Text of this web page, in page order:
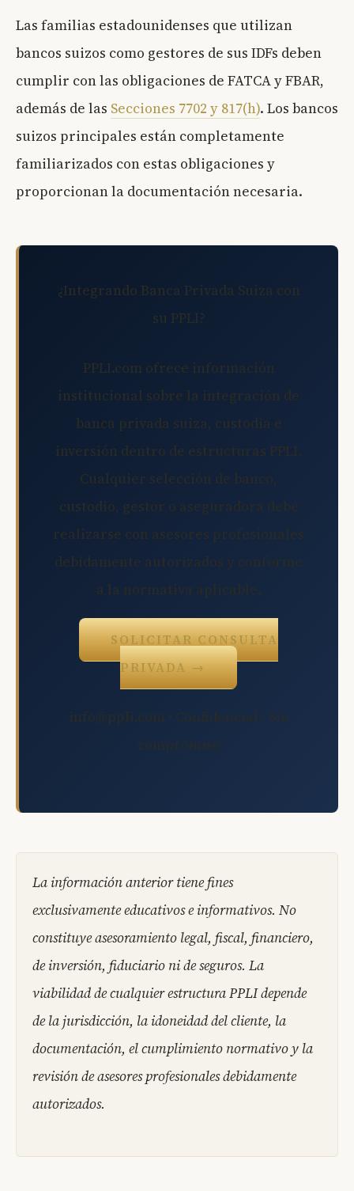
Las familias estadounidenses que utilizan
bancos suizos como gestores de sus IDFs deben
cumplir con las obligaciones de FATCA y FBAR,
además de las Secciones 7702 y 817(h). Los bancos
suizos principales están completamente
familiarizados con estas obligaciones y
proporcionan la documentación necesaria.
¿Integrando Banca Privada Suiza con
su PPLI?
PPLI.com ofrece información
institucional sobre la integración de
banca privada suiza, custodia e
inversión dentro de estructuras PPLI.
Cualquier selección de banco,
custodio, gestor o aseguradora debe
realizarse con asesores profesionales
debidamente autorizados y conforme
a la normativa aplicable.
SOLICITAR CONSULTA
PRIVADA →
info@ppli.com · Confidencial · Sin
compromiso
La información anterior tiene fines
exclusivamente educativos e informativos. No
constituye asesoramiento legal, fiscal, financiero,
de inversión, fiduciario ni de seguros. La
viabilidad de cualquier estructura PPLI depende
de la jurisdicción, la idoneidad del cliente, la
documentación, el cumplimiento normativo y la
revisión de asesores profesionales debidamente
autorizados.